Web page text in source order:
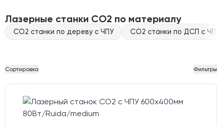
Лазерные станки CO2 по материалу
CO2 станки по дереву с ЧПУ CO2 станки по ДСП с ЧПУ
Сортировка Фильтры